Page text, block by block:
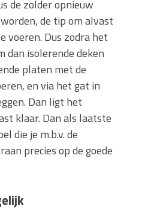
de zolder opnieuw
de tip om alvast
voeren. Dus zodra het
dan isolerende deken
platen met de
en via het gat in
Dan ligt het
klaar. Dan als laatste
die je m.b.v. de
precies op de goede